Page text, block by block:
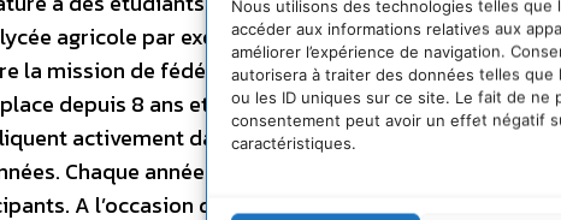
Nous utilisons des technologies telles
accéder aux informations relatives aux
améliorer l’expérience de navigation.
autorisera à traiter des données telles que
ou les ID uniques sur ce site. Le fait de ne
consentement peut avoir un effet négatif
caractéristiques.
agricole par exemple.Cette édition
la mission de fédérer toutes les
depuis 8 ans et valoriser les 2 9 00
activement dans notre réseau
Chaque année l’opération mobilise
A l’occasion du chantier« Savez-